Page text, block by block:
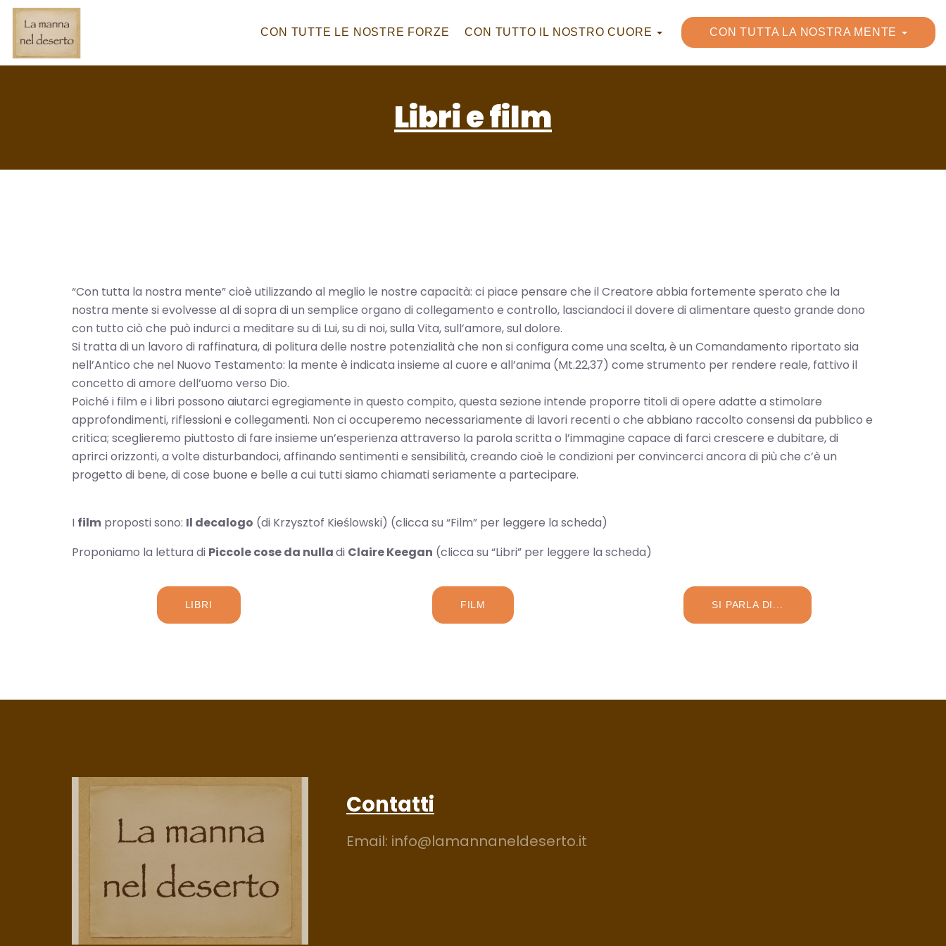
Skip
content
CON TUTTE LE NOSTRE FORZE CON TUTTO IL NOSTRO CUORE CON TUTTA LA NOSTRA MENTE
Libri e film
“Con tutta la nostra mente” cioè utilizzando al meglio le nostre capacità: ci piace pensare che il Creatore abbia fortemente sperato che la
nostra mente si evolvesse al di sopra di un semplice organo di collegamento e controllo, lasciandoci il dovere di alimentare questo grande dono
con tutto ciò che può indurci a meditare su di Lui, su di noi, sulla Vita, sull’amore, sul dolore.
Si tratta di un lavoro di raffinatura, di politura delle nostre potenzialità che non si configura come una scelta, è un Comandamento riportato sia
nell’Antico che nel Nuovo Testamento: la mente è indicata insieme al cuore e all’anima (Mt.22,37) come strumento per rendere reale, fattivo il
concetto di amore dell’uomo verso Dio.
Poiché i film e i libri possono aiutarci egregiamente in questo compito, questa sezione intende proporre titoli di opere adatte a stimolare
approfondimenti, riflessioni e collegamenti. Non ci occuperemo necessariamente di lavori recenti o che abbiano raccolto consensi da pubblico e
critica; sceglieremo piuttosto di fare insieme un’esperienza attraverso la parola scritta o l’immagine capace di farci crescere e dubitare, di
aprirci orizzonti, a volte disturbandoci, affinando sentimenti e sensibilità, creando cioè le condizioni per convincerci ancora di più che c’è un
progetto di bene, di cose buone e belle a cui tutti siamo chiamati seriamente a partecipare.
I film proposti sono: Il decalogo (di Krzysztof Kieślowski) (clicca su “Film” per leggere la scheda)
Proponiamo la lettura di Piccole cose da nulladi Claire Keegan (clicca su “Libri” per leggere la scheda)
LIBRI FILM SI PARLA DI...
Contatti
Email: info@lamannaneldeserto.it